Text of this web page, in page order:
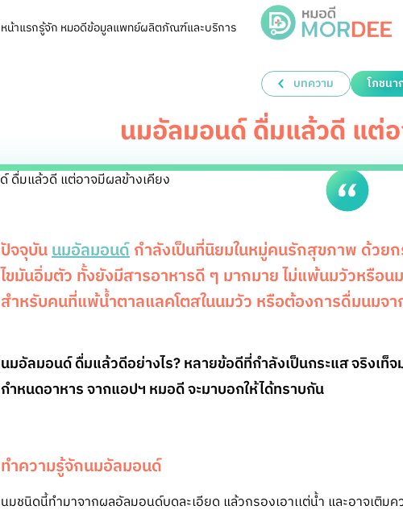
หน้าแรกรู้จัก หมอดีข้อมูลแพทย์ผลิตภัณฑ์และบริการ
บทความ โภชนา
นมอัลมอนด์ ดื่มแล้วดี แต่
ปัจจุบันนมอัลมอนด์กำลังเป็นที่นิยมในหมู่คนรักสุขภาพ ด้วย
ไขมันอิ่มตัว ทั้งยังมีสารอาหารดี ๆ มากมาย ไม่แพ้นมวัวหรือน
สำหรับคนที่แพ้น้ำตาลแลคโตสในนมวัว หรือต้องการดื่มนมจ
นมอัลมอนด์ ดื่มแล้วดีอย่างไร? หลายข้อดีที่กำลังเป็นกระแส จริงเ
กำหนดอาหาร จากแอปฯ หมอดี จะมาบอกให้ได้ทราบกัน
ทำความรู้จักนมอัลมอนด์
นมชนิดนี้ทำมาจากผลอัลมอนด์บดละเอียด แล้วกรองเอาเเต่น้ำ และอาจเติ